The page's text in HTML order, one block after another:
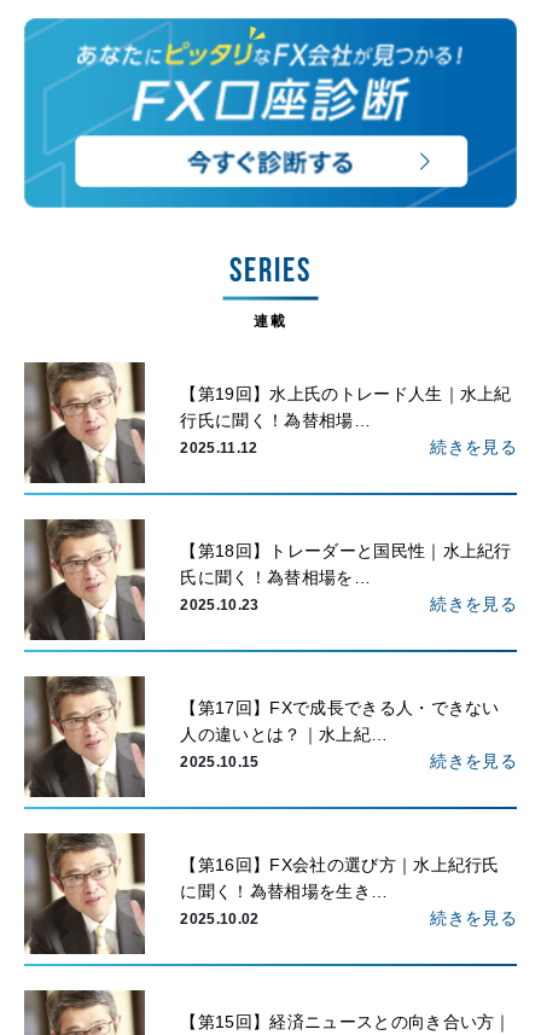
SERIES
連載
【第19回】水上氏のトレード人生｜水上紀
行氏に聞く！為替相場…
2025.11.12 続きを見る
【第18回】トレーダーと国民性｜水上紀行
氏に聞く！為替相場を…
2025.10.23 続きを見る
【第17回】FXで成長できる人・できない
人の違いとは？｜水上紀…
2025.10.15 続きを見る
【第16回】FX会社の選び方｜水上紀行氏
に聞く！為替相場を生き…
2025.10.02 続きを見る
【第15回】経済ニュースとの向き合い方｜